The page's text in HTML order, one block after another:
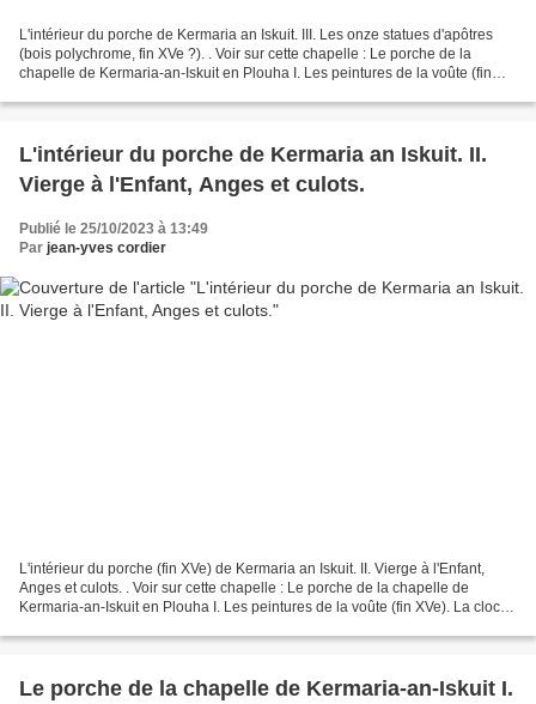
L'intérieur du porche de Kermaria an Iskuit. III. Les onze statues d'apôtres
(bois polychrome, fin XVe ?). . Voir sur cette chapelle : Le porche de la
chapelle de Kermaria-an-Iskuit en Plouha I. Les peintures de la voûte (fin
L'intérieur du porche de Kermaria an Iskuit. II.
Vierge à l'Enfant, Anges et culots.
Publié le 25/10/2023 à 13:49
Par jean-yves cordier
L'intérieur du porche (fin XVe) de Kermaria an Iskuit. II. Vierge à l'Enfant,
Anges et culots. . Voir sur cette chapelle : Le porche de la chapelle de
Kermaria-an-Iskuit en Plouha I. Les peintures de la voûte (fin XVe). La cloche
Le porche de la chapelle de Kermaria-an-Iskuit I.